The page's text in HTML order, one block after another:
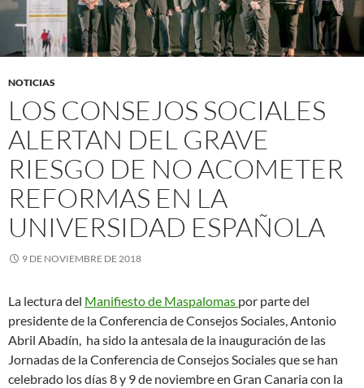
NOTICIAS
LOS CONSEJOS SOCIALES
ALERTAN DEL GRAVE
RIESGO DE NO ACOMETER
REFORMAS EN LA
UNIVERSIDAD ESPAÑOLA
9 DE NOVIEMBRE DE 2018
La lectura del Manifiesto de Maspalomas por parte del
presidente de la Conferencia de Consejos Sociales, Antonio
Abril Abadín, ha sido la antesala de la inauguración de las
Jornadas de la Conferencia de Consejos Sociales que se han
celebrado los días 8 y 9 de noviembre en Gran Canaria con la